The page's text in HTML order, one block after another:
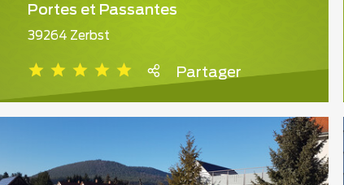
Portes et Passantes
39264 Zerbst
Partager